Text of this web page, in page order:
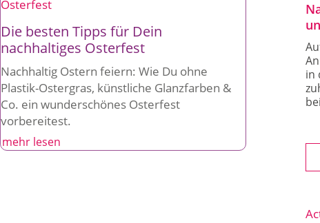
Die besten Tipps für Dein
nachhaltiges Osterfest
Nachhaltig Ostern feiern: Wie Du ohne
Plastik-Ostergras, künstliche Glanzfarben &
Co. ein wunderschönes Osterfest
vorbereitest.
mehr lesen
in